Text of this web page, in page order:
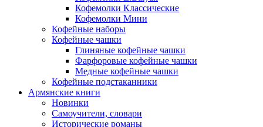
Кофемолки Классические
Кофемолки Мини
Кофейные наборы
Кофейные чашки
Глиняные кофейные чашки
Фарфоровые кофейные чашки
Медные кофейные чашки
Кофейные подстаканники
Армянские книги
Новинки
Самоучители, словари
Исторические романы